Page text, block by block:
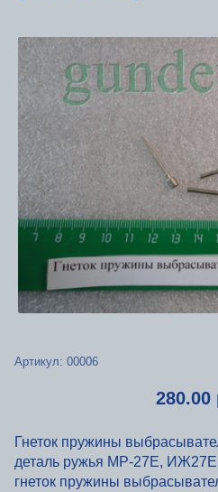
Артикул: 00006
280.00
Гнеток пружины
деталь ружья МР-27Е, ИЖ27Е.
гнеток пружины